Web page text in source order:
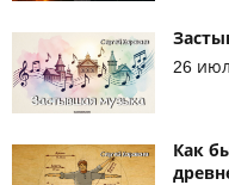
26
Как